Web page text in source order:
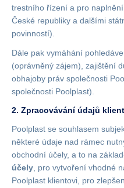
trestního řízení a pro
České republiky a dalšími
povinností).
Dále pak vymáhání
(oprávněný zájem), zajištění
obhajoby práv společnosti
společnosti Poolplast).
2. Zpracovávání údajů
Poolplast se souhlasem
některé údaje nad rámec
obchodní účely, a to na
účely , pro vytvoření vhodné
Poolplast klientovi, pro